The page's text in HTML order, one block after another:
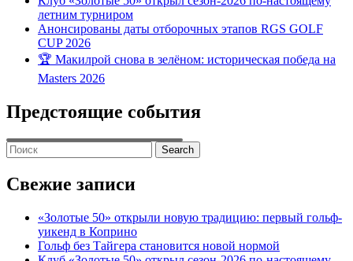
летним турниром
Анонсированы даты отборочных этапов RGS GOLF
CUP 2026
🏆 Макилрой снова в зелёном: историческая победа на
Masters 2026
Предстоящие события
Search
for:
Свежие записи
«Золотые 50» открыли новую традицию: первый гольф-
уикенд в Коприно
Гольф без Тайгера становится новой нормой